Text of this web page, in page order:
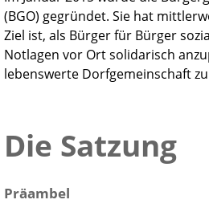
(BGO) gegründet. Sie hat
Ziel ist, als Bürger für Bürger
Notlagen vor Ort solidarisch
lebenswerte Dorfgemeinschaft
Die Satzung
Präambel